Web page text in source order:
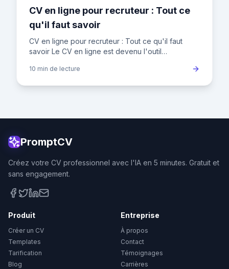
CV en ligne pour recruteur : Tout ce
qu'il faut savoir
CV en ligne pour recruteur : Tout ce qu'il faut
savoir Le CV en ligne est devenu l'outil
recruteurs. Dans un marché du
10 min de lecture
PromptCV
Créez votre CV professionnel avec l'IA en 5 minutes. Gratuit et
sans engagement.
Produit
Créer un CV
Templates
Tarification
Blog
Entreprise
À propos
Contact
Témoignages
Carrières